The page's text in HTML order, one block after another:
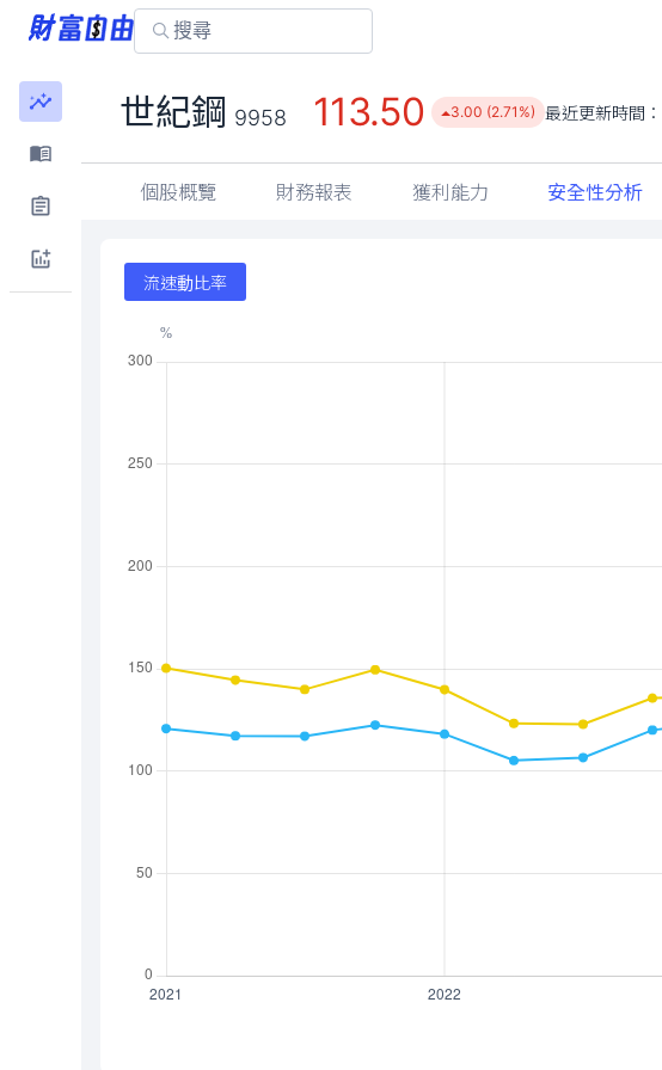
世紀鋼 9958 113.50 3.00 (2.71%) 最近更新時間：
個股概覽 財務報表 獲利能力 安全性分析
流速動比率